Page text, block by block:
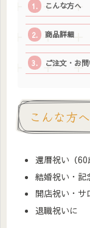
こんな方へ
商品詳細
ご注文・お
こんな方へ
還暦祝い（
結婚祝い・記
開店祝い・サ
退職祝いに